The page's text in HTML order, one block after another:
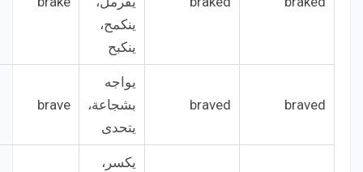
ينكمح،
ينكبح
braved
braved
يواجه
بشجاعة،
يتحدى
brave
يكسر،